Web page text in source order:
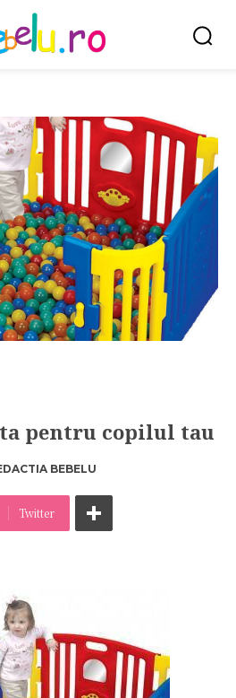
pentru copilul tau
BEBELU
Twitter